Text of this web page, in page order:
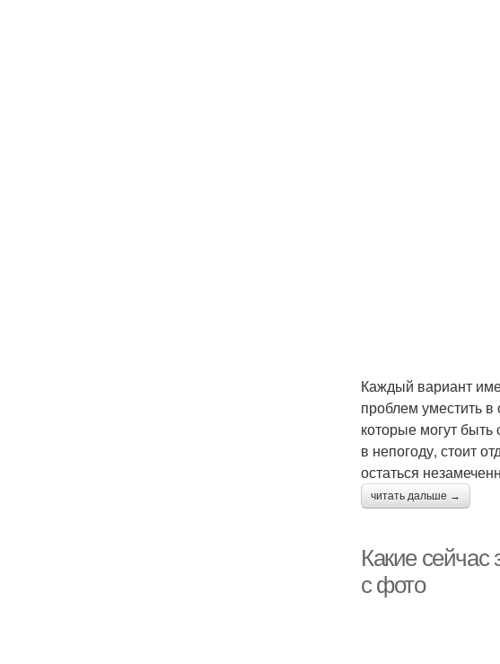
Каждый вариант
проблем уместить
которые могут
в непогоду, стоит
остаться
читать дальше →
Какие сейчас
с фото